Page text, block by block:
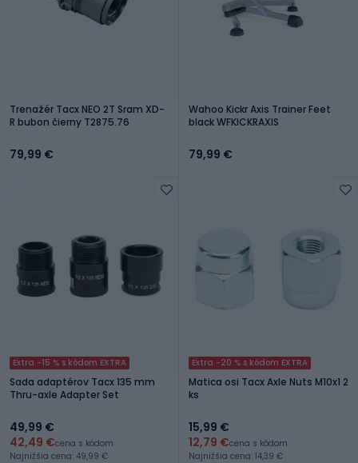
Trenažér Tacx NEO 2T Sram XD-
R bubon čierny T2875.76
79,99 €
Wahoo Kickr Axis Trainer Feet
black WFKICKRAXIS
79,99 €
Extra -15 % s kódom EXTRA
Sada adaptérov Tacx 135 mm
Thru-axle Adapter Set
49,99 €
42,49 €cena s kódom
Najnižšia cena: 49,99 €
Extra -20 % s kódom EXTRA
Matica osi Tacx Axle Nuts M10x1 2
ks
15,99 €
12,79 €cena s kódom
Najnižšia cena: 14,39 €